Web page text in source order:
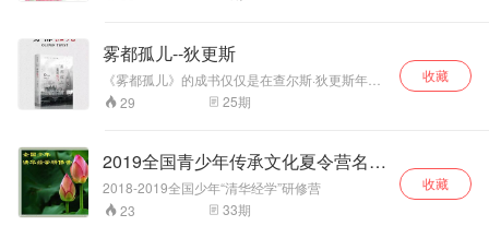
福》《你激起的水花可以掀动世界》。这是一套
情感，饱含哲思，让读者学会从新的角度看待和
体验庸碌的日常，进而让生活更富色彩和意义，
生命更加厚重和饱满。本套书的内容，堪称《读
者》创刊三十余年的的精华，《读者》创刊三十
余年，发行600余期，成为国人的心灵读本，这
外著名作家和诗人的作品，也有平民作家的作
品，但是无一例外，每一篇文章、每一首诗，都
非常精要、优美、真挚，相信读者们一定会感受
到好文字的温度和力度。
雾都孤儿--狄更斯
《雾都孤儿》的成书仅仅是在查尔斯·狄更斯年仅
二十六岁的时候，这般年纪能有如此丰厚的社会
阅历以及如此灵动、直扣心弦的文笔创作出这样
负生前身后之盛名，他是英国文学乃至世界文坛
的耀眼巨星。
29 25期
收藏
2019全国青少年传承文化夏令营名师
讲座
2018-2019全国少年“清华经学”研修营
23
33期
收藏